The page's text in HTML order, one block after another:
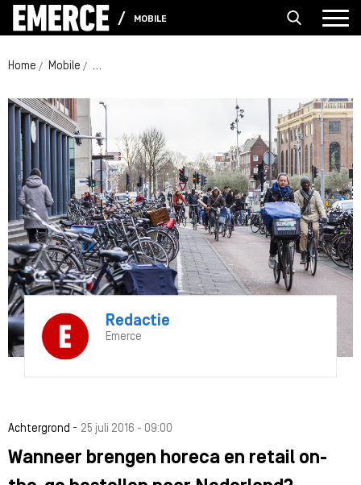
MOBILE
Home Mobile Wanneer brengen horeca en retail on-the-go
Redactie
Emerce
Achtergrond - 25 juli 2016 - 09:00
Wanneer brengen horeca en retail on-